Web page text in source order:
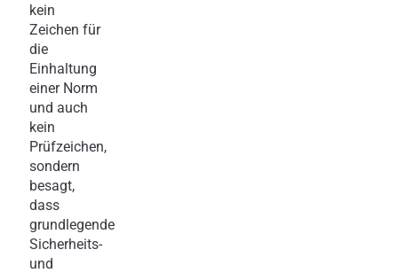
kein
Zeichen für
die
Einhaltung
einer Norm
und auch
kein
Prüfzeichen,
sondern
besagt,
dass
grundlegende
Sicherheits-
und